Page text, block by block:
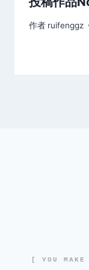
作者 ruifenggz
[ YOU MAKE